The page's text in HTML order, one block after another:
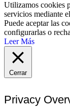
Utilizamos cookies
servicios mediante
Puede aceptar las
configurarlas o
Leer Más
Cerrar
Privacy